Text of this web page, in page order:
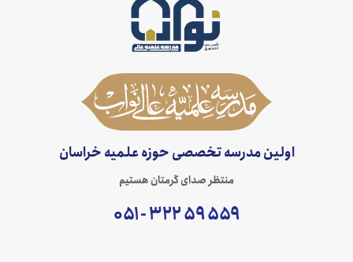
اولین مدرسه تخصصی حوزه علمیه خراسان
منتظر صدای گرمتان هستیم